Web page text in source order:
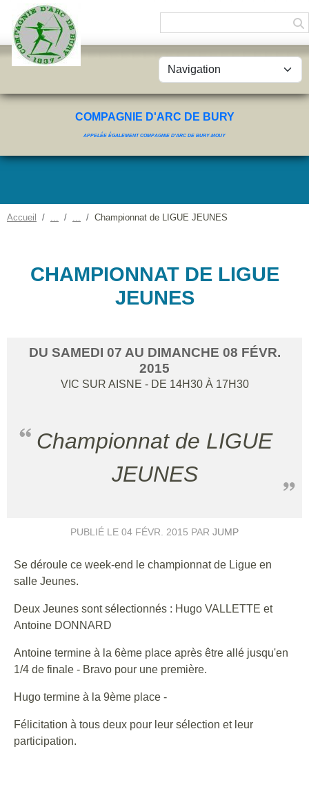
COMPAGNIE D'ARC DE BURY
APPELÉE ÉGALEMENT COMPAGNIE D'ARC DE BURY-MOUY
Accueil Championnat de LIGUE JEUNES
CHAMPIONNAT DE LIGUE
JEUNES
DU SAMEDI 07 AU DIMANCHE 08 FÉVR.
2015
VIC SUR AISNE - DE 14H30 À 17H30
Championnat de LIGUE
JEUNES
PUBLIÉ LE 04 FÉVR. 2015 PAR JUMP
Se déroule ce week-end le championnat de Ligue en
salle Jeunes.
Deux Jeunes sont sélectionnés : Hugo VALLETTE et
Antoine DONNARD
Antoine termine à la 6ème place après être allé jusqu'en
1/4 de finale - Bravo pour une première.
Hugo termine à la 9ème place -
Félicitation à tous deux pour leur sélection et leur
participation.
Panneau de gestion des cookies